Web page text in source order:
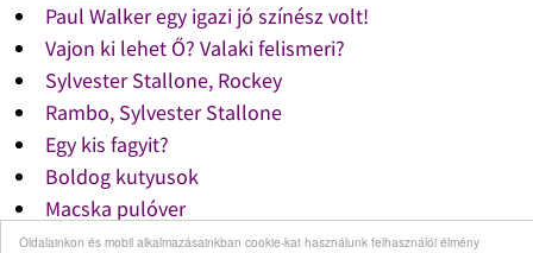
Oldalainkon és mobil alkalmazásainkban cookie-kat használunk felhasználói élmény
Paul Walker egy igazi jó színész volt!
Vajon ki lehet Ő? Valaki felismeri?
Sylvester Stallone, Rockey
Rambo, Sylvester Stallone
Egy kis fagyit?
Boldog kutyusok
Macska pulóver
Süni őszi etetése